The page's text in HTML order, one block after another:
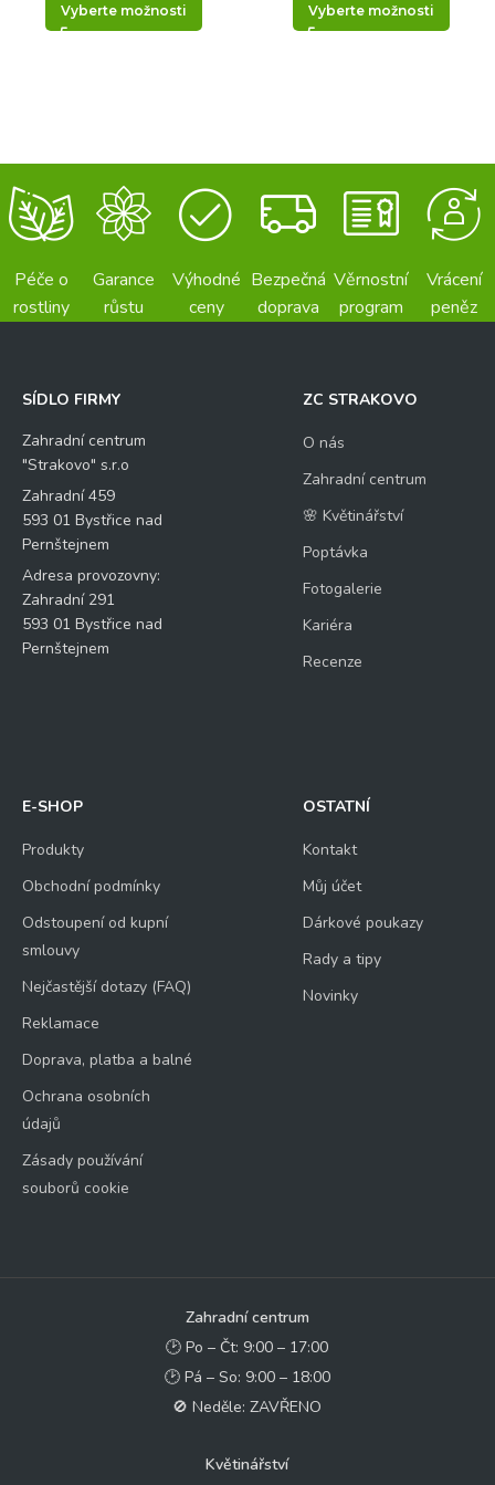
Vyberte možnosti Vyberte možnosti
Péče o
rostliny
Garance
růstu
Výhodné
ceny
Bezpečná
doprava
Věrnostní
program
Vrácení
peněz
SÍDLO FIRMY
Zahradní centrum
"Strakovo" s.r.o
Zahradní 459
593 01 Bystřice nad
Pernštejnem
Adresa provozovny:
Zahradní 291
593 01 Bystřice nad
Pernštejnem
ZC STRAKOVO
O nás
Zahradní centrum
🌸 Květinářství
Poptávka
Fotogalerie
Kariéra
Recenze
E-SHOP
Produkty
Obchodní podmínky
Odstoupení od kupní
smlouvy
Nejčastější dotazy (FAQ)
Reklamace
Doprava, platba a balné
Ochrana osobních
údajů
Zásady používání
souborů cookie
OSTATNÍ
Kontakt
Můj účet
Dárkové poukazy
Rady a tipy
Novinky
Zahradní centrum
🕑 Po – Čt: 9:00 – 17:00
🕑 Pá – So: 9:00 – 18:00
🚫 Neděle: ZAVŘENO
Květinářství